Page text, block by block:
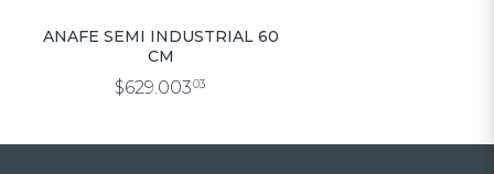
ANAFE SEMI INDUSTRIAL 60
CM
$629.00303